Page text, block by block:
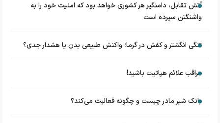
آتش تقابل، دامنگیر هر کشوری خواهد بود که امنیت خود را به
واشنگتن سپرده است
تنگی انگشتر و کفش در گرما؛ واکنش طبیعی بدن یا هشدار جدی؟
مراقب علائم هپاتیت باشید!
بانک شیر مادر چیست و چگونه فعالیت می‌کند؟